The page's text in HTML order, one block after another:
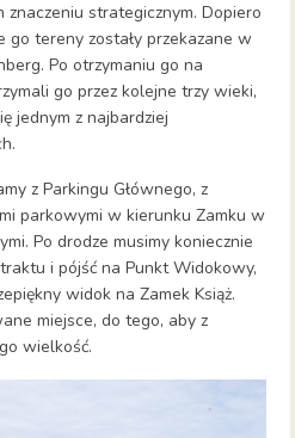
strategicznym. Dopiero
go tereny zostały przekazane w
Po otrzymaniu go na
go przez kolejne trzy wieki,
jednym z najbardziej
z Parkingu Głównego, z
parkowymi w kierunku Zamku w
Po drodze musimy koniecznie
i pójść na Punkt Widokowy,
widok na Zamek Książ.
miejsce, do tego, aby z
wielkość.